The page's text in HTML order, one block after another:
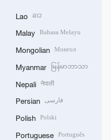
Lao ລາວ
Malay Bahasa Melayu
Mongolian Монгол
Myanmar မြန်မာဘာသာ
Nepali नेपाली
Persian فارسی
Polish Polski
Portuguese Português